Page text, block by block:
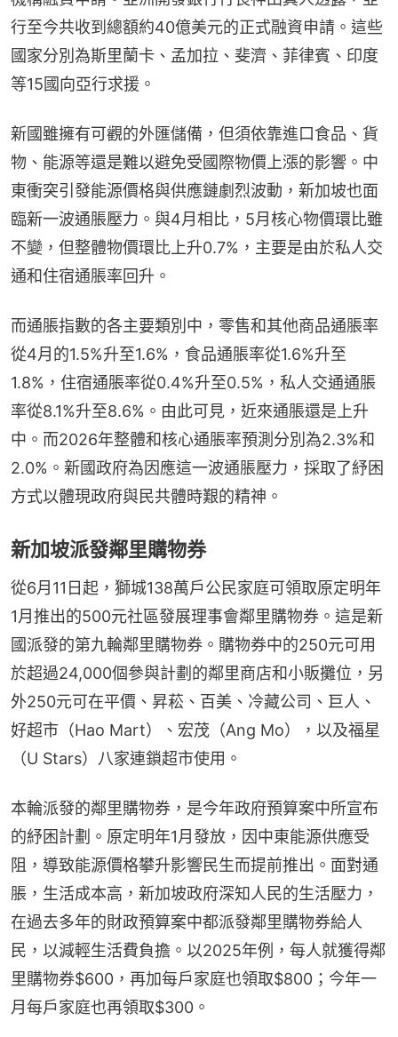
行至今共收到總額約40億美元的正式融資申請。這些
國家分別為斯里蘭卡、孟加拉、斐濟、菲律賓、印度
等15國向亞行求援。
新國雖擁有可觀的外匯儲備，但須依靠進口食品、貨
物、能源等還是難以避免受國際物價上漲的影響。中
東衝突引發能源價格與供應鏈劇烈波動，新加坡也面
臨新一波通脹壓力。與4月相比，5月核心物價環比雖
不變，但整體物價環比上升0.7%，主要是由於私人交
通和住宿通脹率回升。
而通脹指數的各主要類別中，零售和其他商品通脹率
從4月的1.5%升至1.6%，食品通脹率從1.6%升至
1.8%，住宿通脹率從0.4%升至0.5%，私人交通通脹
率從8.1%升至8.6%。由此可見，近來通脹還是上升
中。而2026年整體和核心通脹率預測分別為2.3%和
2.0%。新國政府為因應這一波通脹壓力，採取了紓困
方式以體現政府與民共體時艱的精神。
新加坡派發鄰里購物券
從6月11日起，獅城138萬戶公民家庭可領取原定明年
1月推出的500元社區發展理事會鄰里購物券。這是新
國派發的第九輪鄰里購物券。購物券中的250元可用
於超過24,000個參與計劃的鄰里商店和小販攤位，另
外250元可在平價、昇菘、百美、冷藏公司、巨人、
好超市（Hao Mart）、宏茂（Ang Mo），以及福星
（U Stars）八家連鎖超市使用。
本輪派發的鄰里購物券，是今年政府預算案中所宣布
的紓困計劃。原定明年1月發放，因中東能源供應受
阻，導致能源價格攀升影響民生而提前推出。面對通
脹，生活成本高，新加坡政府深知人民的生活壓力，
在過去多年的財政預算案中都派發鄰里購物券給人
民，以減輕生活費負擔。以2025年例，每人就獲得鄰
里購物券$600，再加每戶家庭也領取$800；今年一
月每戶家庭也再領取$300。